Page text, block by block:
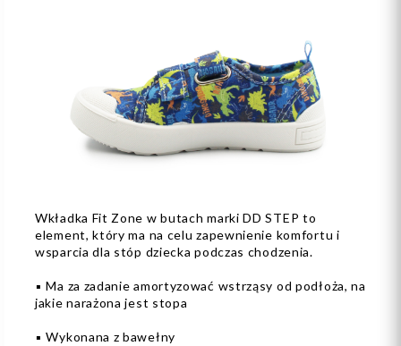
Wkładka Fit Zone w butach marki DD STEP to
element, który ma na celu zapewnienie komfortu i
wsparcia dla stóp dziecka podczas chodzenia.
▪️ Ma za zadanie amortyzować wstrząsy od podłoża, na
jakie narażona jest stopa
▪️ Wykonana z bawełny